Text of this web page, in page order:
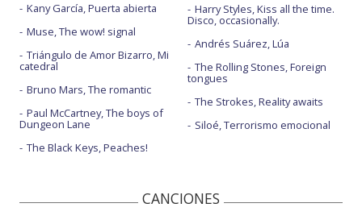
Kany García, Puerta abierta
Muse, The wow! signal
Triángulo de Amor Bizarro, Mi
catedral
Bruno Mars, The romantic
Paul McCartney, The boys of
Dungeon Lane
The Black Keys, Peaches!
Harry Styles, Kiss all the time.
Disco, occasionally.
Andrés Suárez, Lúa
The Rolling Stones, Foreign
tongues
The Strokes, Reality awaits
Siloé, Terrorismo emocional
CANCIONES